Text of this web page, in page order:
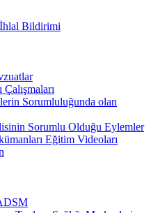
Bildirimi
Sorumluluğunda olan
Sorumlu Olduğu Eylemler
Eğitim Videoları